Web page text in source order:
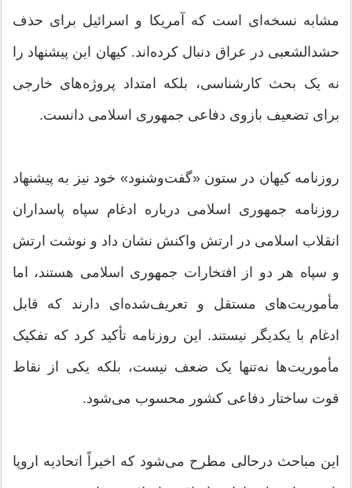
مشابه نسخه‌ای است که آمریکا و اسرائیل برای حذف
حشدالشعبی در عراق دنبال کرده‌اند. کیهان این پیشنهاد را
نه یک بحث کارشناسی، بلکه امتداد پروژه‌های خارجی
برای تضعیف بازوی دفاعی جمهوری اسلامی دانست.
روزنامه کیهان در ستون «گفت‌وشنود» خود نیز به پیشنهاد
روزنامه جمهوری اسلامی درباره ادغام سپاه پاسداران
انقلاب اسلامی در ارتش واکنش نشان داد و نوشت ارتش
و سپاه هر دو از افتخارات جمهوری اسلامی هستند، اما
مأموریت‌های مستقل و تعریف‌شده‌ای دارند که قابل
ادغام با یکدیگر نیستند. این روزنامه تأکید کرد که تفکیک
مأموریت‌ها نه‌تنها یک ضعف نیست، بلکه یکی از نقاط
قوت ساختار دفاعی کشور محسوب می‌شود.
این مباحث درحالی مطرح می‌شود که اخیراً اتحادیه اروپا